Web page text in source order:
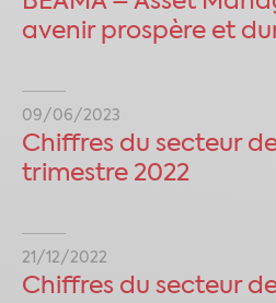
avenir prospère et
09/06/2023
Chiffres du secteur
trimestre 2022
21/12/2022
Chiffres du secteur